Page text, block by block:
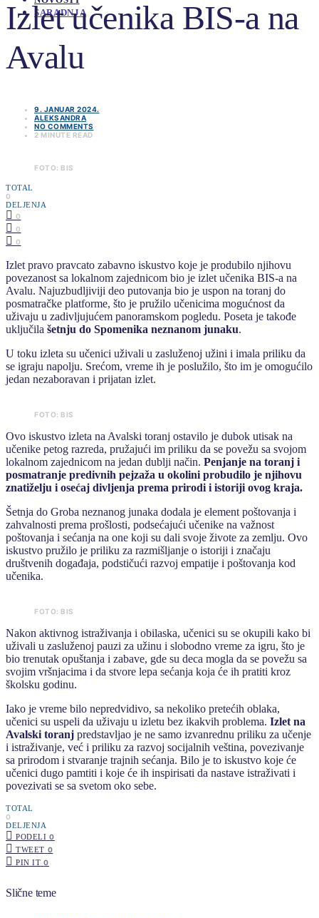
SARADNJA
Izlet učenika BIS-a na
Avalu
9. JANUAR 2024.
ALEKSANDRA
NO COMMENTS
2 MINUTE READ
FOTO: BIS
TOTAL
0
DELJENJA
0
0
0
Izlet pravo pravcato zabavno iskustvo koje je produbilo njihovu
povezanost sa lokalnom zajednicom bio je izlet učenika BIS-a na
Avalu. Najuzbudljiviji deo putovanja bio je uspon na toranj do
posmatračke platforme, što je pružilo učenicima mogućnost da
uživaju u zadivljujućem panoramskom pogledu. Poseta je takođe
uključila šetnju do Spomenika neznanom junaku.
U toku izleta su učenici uživali u zasluženoj užini i imala priliku da
se igraju napolju. Srećom, vreme ih je poslužilo, što im je omogućilo
jedan nezaboravan i prijatan izlet.
FOTO: BIS
Ovo iskustvo izleta na Avalski toranj ostavilo je dubok utisak na
učenike petog razreda, pružajući im priliku da se povežu sa svojom
lokalnom zajednicom na jedan dublji način. Penjanje na toranj i
posmatranje predivnih pejzaža u okolini probudilo je njihovu
znatiželju i osećaj divljenja prema prirodi i istoriji ovog kraja.
Šetnja do Groba neznanog junaka dodala je element poštovanja i
zahvalnosti prema prošlosti, podsećajući učenike na važnost
poštovanja i sećanja na one koji su dali svoje živote za zemlju. Ovo
iskustvo pružilo je priliku za razmišljanje o istoriji i značaju
društvenih događaja, podstičući razvoj empatije i poštovanja kod
učenika.
FOTO: BIS
Nakon aktivnog istraživanja i obilaska, učenici su se okupili kako bi
uživali u zasluženoj pauzi za užinu i slobodno vreme za igru, što je
bio trenutak opuštanja i zabave, gde su deca mogla da se povežu sa
svojim vršnjacima i da stvore lepa sećanja koja će ih pratiti kroz
školsku godinu.
Iako je vreme bilo nepredvidivo, sa nekoliko pretećih oblaka,
učenici su uspeli da uživaju u izletu bez ikakvih problema. Izlet na
Avalski toranj predstavljao je ne samo izvanrednu priliku za učenje
i istraživanje, već i priliku za razvoj socijalnih veština, povezivanje
sa prirodom i stvaranje trajnih sećanja. Bilo je to iskustvo koje će
učenici dugo pamtiti i koje će ih inspirisati da nastave istraživati i
povezivati se sa svetom oko sebe.
TOTAL
0
DELJENJA
PODELI 0
TWEET 0
PIN IT 0
Slične teme